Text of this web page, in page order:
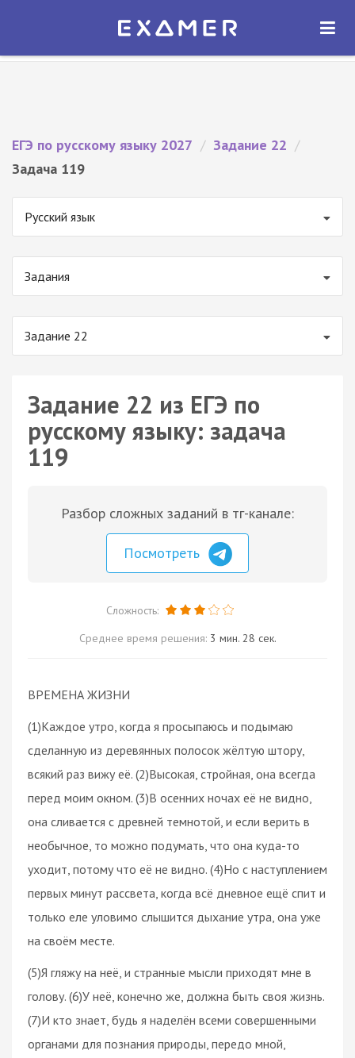
Экзамер — ЕГЭ 2027
ОТКРЫТЬ
ЕГЭ по русскому языку 2027 / Задание 22 /
Задача 119
Русский язык
Задания
Задание 22
Задание 22 из ЕГЭ по
русскому языку: задача
119
Разбор сложных заданий в тг-канале:
Посмотреть
Сложность:
Среднее время решения: 3 мин. 28 сек.
ВРЕМЕНА ЖИЗНИ
(1)Каждое утро, когда я просыпаюсь и подымаю
сделанную из деревянных полосок жёлтую штору,
всякий раз вижу её. (2)Высокая, стройная, она всегда
перед моим окном. (3)В осенних ночах её не видно,
она сливается с древней темнотой, и если верить в
необычное, то можно подумать, что она куда-то
уходит, потому что её не видно. (4)Но с наступлением
первых минут рассвета, когда всё дневное ещё спит и
только еле уловимо слышится дыхание утра, она уже
на своём месте.
(5)Я гляжу на неё, и странные мысли приходят мне в
голову. (6)У неё, конечно же, должна быть своя жизнь.
(7)И кто знает, будь я наделён всеми совершенными
органами для познания природы, передо мной,